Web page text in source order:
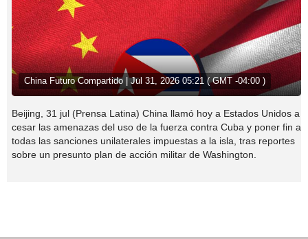
China Futuro Compartido | Jul 31, 2026 05:21 ( GMT -04:00 )
Beijing, 31 jul (Prensa Latina) China llamó hoy a Estados Unidos a
cesar las amenazas del uso de la fuerza contra Cuba y poner fin a
todas las sanciones unilaterales impuestas a la isla, tras reportes
sobre un presunto plan de acción militar de Washington.